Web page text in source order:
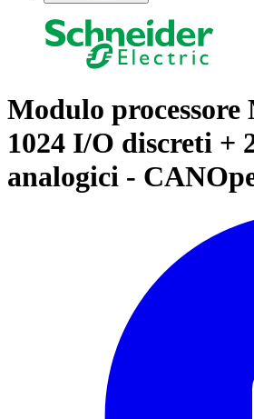
Modulo processore
1024 I/O discreti +
analogici -